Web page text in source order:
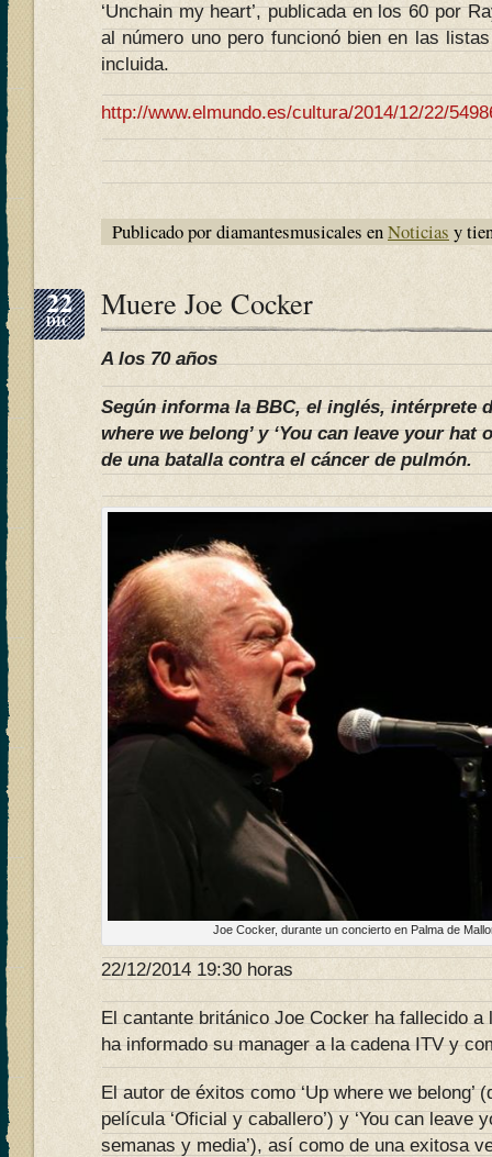
‘Unchain my heart’, publicada en los 60 por
al número uno pero funcionó bien en las
incluida.
http://www.elmundo.es/cultura/2014/12/22/
Publicado por diamantesmusicales enNoticias y
22
DIC Muere Joe Cocker
A los 70 años
Según informa la BBC, el inglés, intérprete
where we belong’ y ‘You can leave your hat
de una batalla contra el cáncer de pulmón.
Joe Cocker, durante un concierto en Palma de
22/12/2014 19:30 horas
El cantante británico Joe Cocker ha fallecido a
ha informado su manager a la cadena ITV y
El autor de éxitos como ‘Up where we belong’
película ‘Oficial y caballero’) y ‘You can leave
semanas y media’), así como de una exitosa